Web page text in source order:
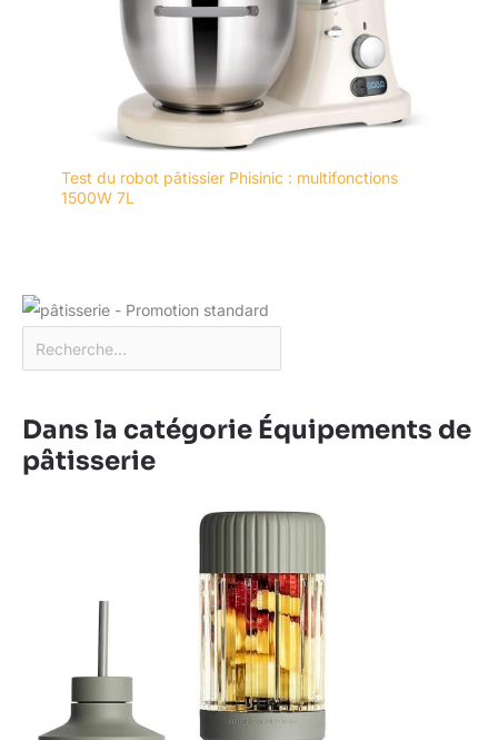
Test du robot pâtissier Phisinic : multifonctions
1500W 7L
Dans la catégorie Équipements de
pâtisserie